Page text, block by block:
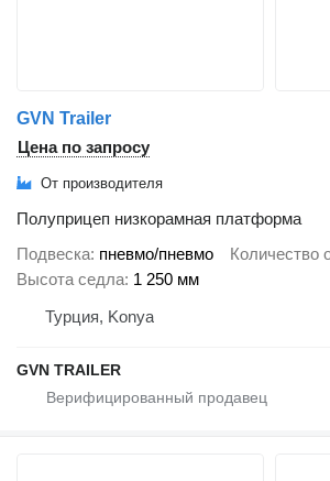
GVN Trailer
Цена по запросу
От производителя
Полуприцеп низкорамная платформа
Подвеска пневмо/пневмо Количество
Высота седла 1 250 мм
Турция, Konya
GVN TRAILER